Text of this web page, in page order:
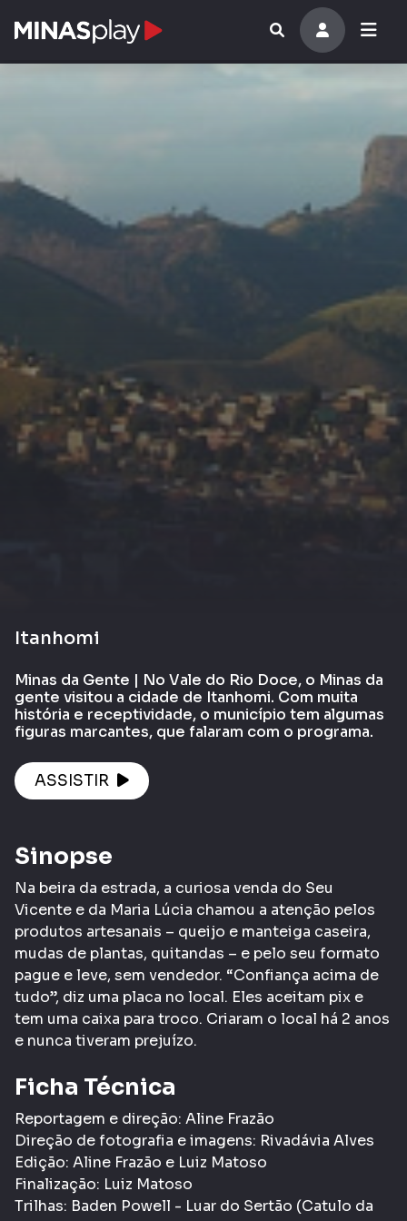
Itanhomi
Minas da Gente | No Vale do Rio Doce, o Minas da
gente visitou a cidade de Itanhomi. Com muita
história e receptividade, o município tem algumas
figuras marcantes, que falaram com o programa.
ASSISTIR
Sinopse
Na beira da estrada, a curiosa venda do Seu
Vicente e da Maria Lúcia chamou a atenção pelos
produtos artesanais – queijo e manteiga caseira,
mudas de plantas, quitandas – e pelo seu formato
pague e leve, sem vendedor. “Confiança acima de
tudo”, diz uma placa no local. Eles aceitam pix e
tem uma caixa para troco. Criaram o local há 2 anos
e nunca tiveram prejuízo.
Ficha Técnica
Reportagem e direção: Aline Frazão
Direção de fotografia e imagens: Rivadávia Alves
Edição: Aline Frazão e Luiz Matoso
Finalização: Luiz Matoso
Trilhas: Baden Powell - Luar do Sertão (Catulo da